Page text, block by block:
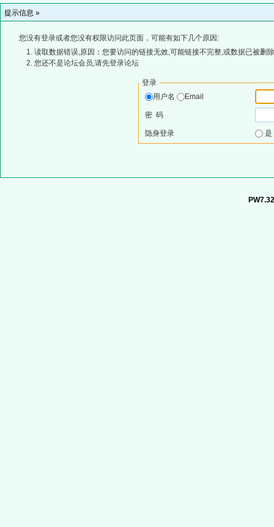
提示信息 »
您没有登录或者您没有权限访问此页面，可能有如下几个原因:
读取数据错误,原因：您要访问的链接无效,可能链接不完整,或数据已被删
您还不是论坛会员,请先登录论坛
登录
用户名
Email
密 码
隐身登录